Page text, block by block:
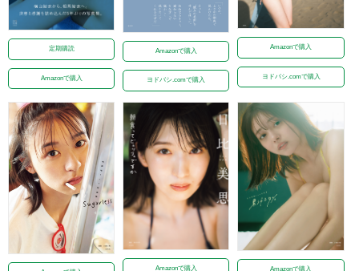
定期購読
Amazonで購入
Amazonで購入
ヨドバシ.comで購入
Amazonで購入
ヨドバシ.comで購入
Amazonで購入 Amazonで購入